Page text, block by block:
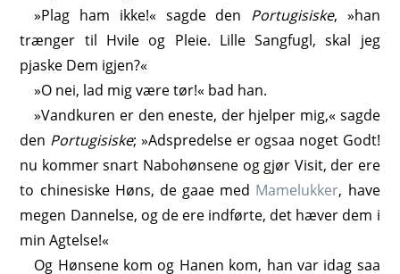
»Plag ham ikke!« sagde den Portugisiske, »han
trænger til Hvile og Pleie. Lille Sangfugl, skal jeg
pjaske Dem igjen?«
»O nei, lad mig være tør!« bad han.
»Vandkuren er den eneste, der hjelper mig,« sagde
den Portugisiske; »Adspredelse er ogsaa noget Godt!
nu kommer snart Nabohønsene og gjør Visit, der ere
to chinesiske Høns, de gaae med Mamelukker, have
megen Dannelse, og de ere indførte, det hæver dem i
min Agtelse!«
Og Hønsene kom og Hanen kom, han var idag saa